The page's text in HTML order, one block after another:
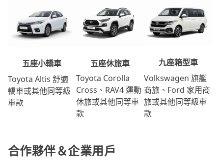
五座小轎車
Toyota Altis 舒適
轎車或其他同等級
車款
五座休旅車
Toyota Corolla
Cross、RAV4 運動
休旅或其他同等車
款
九座箱型車
Volkswagen 旗艦
商旅、Ford 家用商
旅或其他同等級車
款
合作夥伴＆企業用戶